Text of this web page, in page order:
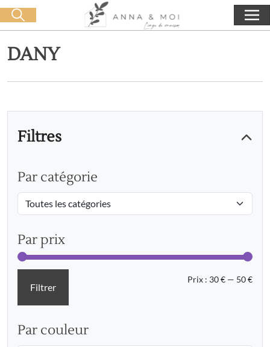
Livraison offerte dès 60€ d'achat 0,00€
DANY
Filtres
Par catégorie
Par prix
Prix
Prix
Filtrer
Prix : 30 € — 50 €
Par couleur